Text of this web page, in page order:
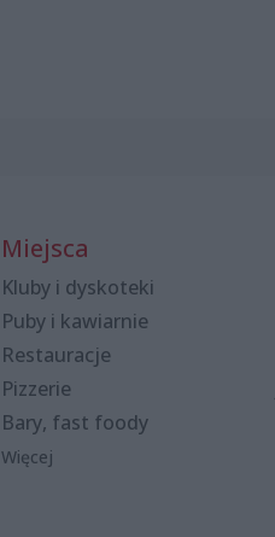
Miejsca
Kluby i dyskoteki
Puby i kawiarnie
Restauracje
Pizzerie
Bary, fast foody
Więcej